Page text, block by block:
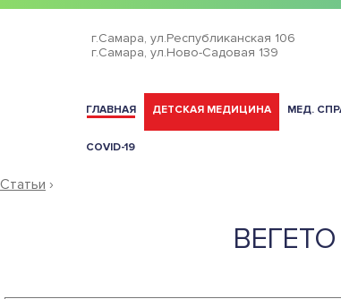
г.Самара, ул.Республиканская 106
г.Самара, ул.Ново-Садовая 139
ГЛАВНАЯ ДЕТСКАЯ МЕДИЦИНА МЕД.
COVID-19
Статьи ›